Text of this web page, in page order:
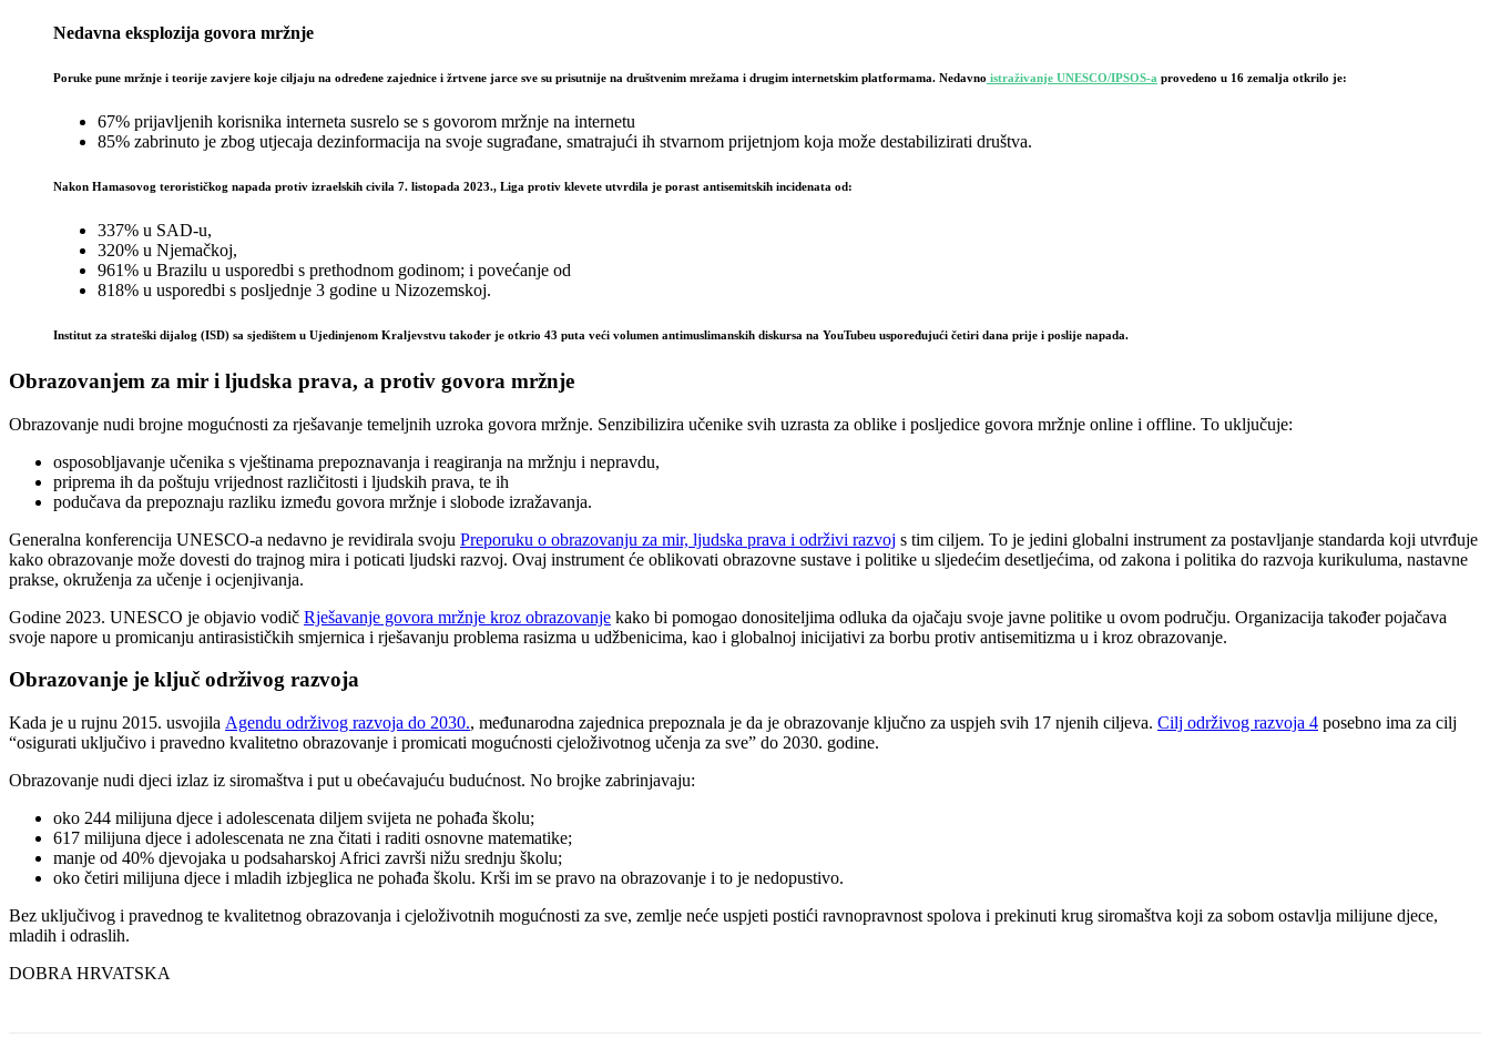
Nedavna eksplozija govora mržnje
Poruke pune mržnje i teorije zavjere koje ciljaju na određene zajednice i žrtvene jarce sve su prisutnije na društvenim mrežama i drugim internetskim platformama. Nedavno istraživanje UNESCO/IPSOS-a provedeno u 16 zemalja otkrilo je:
67% prijavljenih korisnika interneta susrelo se s govorom mržnje na internetu
85% zabrinuto je zbog utjecaja dezinformacija na svoje sugrađane, smatrajući ih stvarnom prijetnjom koja može destabilizirati društva.
Nakon Hamasovog terorističkog napada protiv izraelskih civila 7. listopada 2023., Liga protiv klevete utvrdila je porast antisemitskih incidenata od:
337% u SAD-u,
320% u Njemačkoj,
961% u Brazilu u usporedbi s prethodnom godinom; i povećanje od
818% u usporedbi s posljednje 3 godine u Nizozemskoj.
Institut za strateški dijalog (ISD) sa sjedištem u Ujedinjenom Kraljevstvu također je otkrio 43 puta veći volumen antimuslimanskih diskursa na YouTubeu uspoređujući četiri dana prije i poslije napada.
Obrazovanjem za mir i ljudska prava, a protiv govora mržnje
Obrazovanje nudi brojne mogućnosti za rješavanje temeljnih uzroka govora mržnje. Senzibilizira učenike svih uzrasta za oblike i posljedice govora mržnje online i offline. To uključuje:
osposobljavanje učenika s vještinama prepoznavanja i reagiranja na mržnju i nepravdu,
priprema ih da poštuju vrijednost različitosti i ljudskih prava, te ih
podučava da prepoznaju razliku između govora mržnje i slobode izražavanja.
Generalna konferencija UNESCO-a nedavno je revidirala svoju Preporuku o obrazovanju za mir, ljudska prava i održivi razvoj s tim ciljem. To je jedini globalni instrument za postavljanje standarda koji utvrđuje
kako obrazovanje može dovesti do trajnog mira i poticati ljudski razvoj. Ovaj instrument će oblikovati obrazovne sustave i politike u sljedećim desetljećima, od zakona i politika do razvoja kurikuluma, nastavne
prakse, okruženja za učenje i ocjenjivanja.
Godine 2023. UNESCO je objavio vodič Rješavanje govora mržnje kroz obrazovanje kako bi pomogao donositeljima odluka da ojačaju svoje javne politike u ovom području. Organizacija također pojačava
svoje napore u promicanju antirasističkih smjernica i rješavanju problema rasizma u udžbenicima, kao i globalnoj inicijativi za borbu protiv antisemitizma u i kroz obrazovanje.
Obrazovanje je ključ održivog razvoja
Kada je u rujnu 2015. usvojila Agendu održivog razvoja do 2030., međunarodna zajednica prepoznala je da je obrazovanje ključno za uspjeh svih 17 njenih ciljeva. Cilj održivog razvoja 4 posebno ima za cilj
“osigurati uključivo i pravedno kvalitetno obrazovanje i promicati mogućnosti cjeloživotnog učenja za sve” do 2030. godine.
Obrazovanje nudi djeci izlaz iz siromaštva i put u obećavajuću budućnost. No brojke zabrinjavaju:
oko 244 milijuna djece i adolescenata diljem svijeta ne pohađa školu;
617 milijuna djece i adolescenata ne zna čitati i raditi osnovne matematike;
manje od 40% djevojaka u podsaharskoj Africi završi nižu srednju školu;
oko četiri milijuna djece i mladih izbjeglica ne pohađa školu. Krši im se pravo na obrazovanje i to je nedopustivo.
Bez uključivog i pravednog te kvalitetnog obrazovanja i cjeloživotnih mogućnosti za sve, zemlje neće uspjeti postići ravnopravnost spolova i prekinuti krug siromaštva koji za sobom ostavlja milijune djece,
mladih i odraslih.
DOBRA HRVATSKA